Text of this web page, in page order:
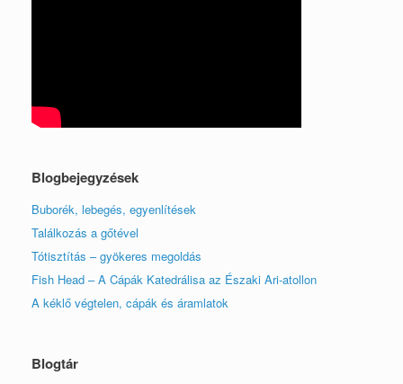
Blogbejegyzések
Buborék, lebegés, egyenlítések
Találkozás a gőtével
Tótisztítás – gyökeres megoldás
Fish Head – A Cápák Katedrálisa az Északi Ari-atollon
A kéklő végtelen, cápák és áramlatok
Blogtár